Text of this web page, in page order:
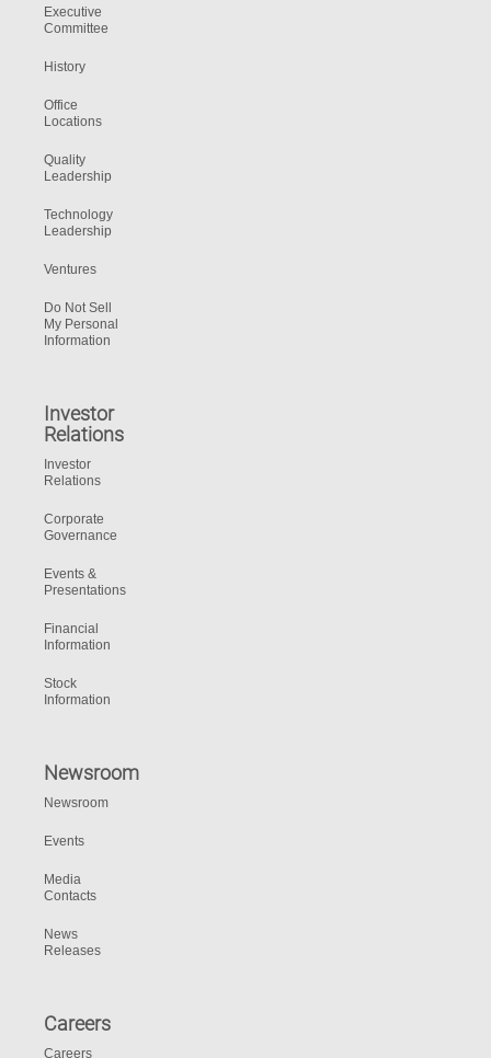
Executive
Committee
History
Office
Locations
Quality
Leadership
Technology
Leadership
Ventures
Do Not Sell
My Personal
Information
Investor
Relations
Investor
Relations
Corporate
Governance
Events &
Presentations
Financial
Information
Stock
Information
Newsroom
Newsroom
Events
Media
Contacts
News
Releases
Careers
Careers